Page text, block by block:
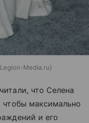
Legion-Media.ru
что Селена
чтобы максимально
и его